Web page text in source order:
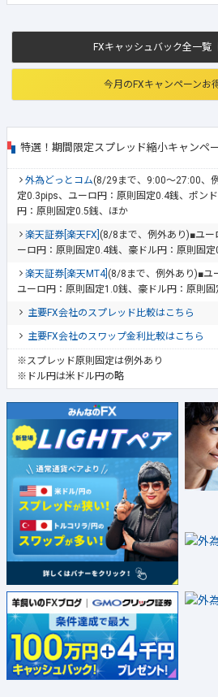
FXキャッシュバック全一覧
今月のFXキャンペーンお
特選！期間限定スプレッド縮小キャンペ
外為どっとコム(8/29まで、9:00～27:00、
定0.3pips、ユーロ円：原則固定0.4銭、ポン
円：原則固定0.5銭、ほか
楽天証券[楽天FX] (8/8まで、例外あり)■ユ
ーロ円：原則固定0.4銭、豪ドル円：原則固
楽天証券[楽天MT4] (8/8まで、例外あり)■ユ
ユーロ円：原則固定1.0銭、豪ドル円：原則
主要FX会社のスプレッド比較はこちら
主要FX会社のスワップ金利比較はこちら
※スプレッド原則固定は例外あり
※ドル円は米ドル円の略